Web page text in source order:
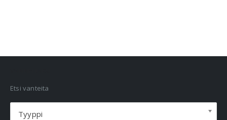
Etsi vanteita
Tyyppi